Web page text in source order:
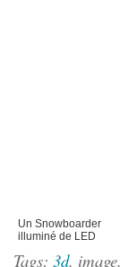
Un Snowboarder
illuminé de LED
Tags: 3d, image,